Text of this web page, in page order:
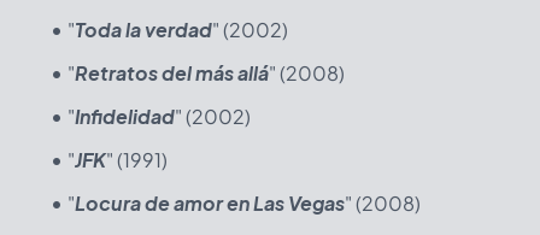
"Toda la verdad" (2002)
"Retratos del más allá" (2008)
"Infidelidad" (2002)
"JFK" (1991)
"Locura de amor en Las Vegas" (2008)